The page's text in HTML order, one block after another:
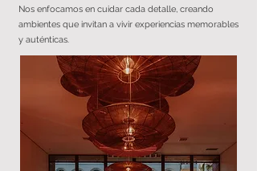
Nos enfocamos en cuidar cada detalle, creando
ambientes que invitan a vivir experiencias memorables
y auténticas.